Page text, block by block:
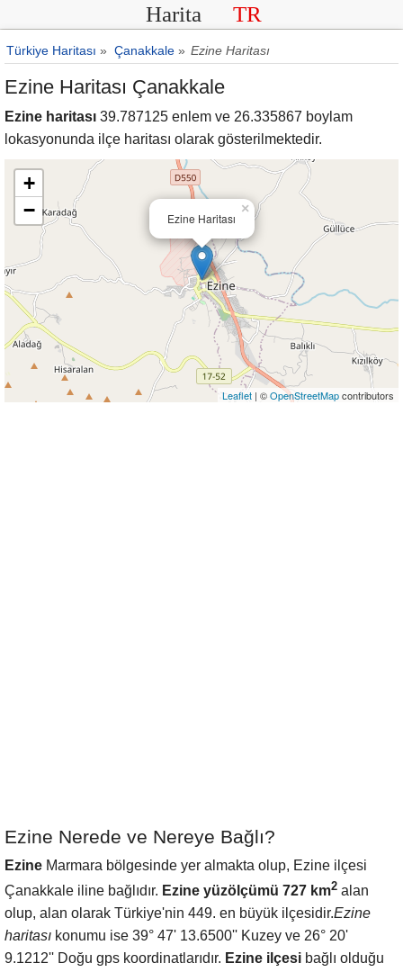
Harita TR
Türkiye Haritası » Çanakkale » Ezine Haritası
Ezine Haritası Çanakkale
Ezine haritası 39.787125 enlem ve 26.335867 boylam
lokasyonunda ilçe haritası olarak gösterilmektedir.
Ezine Haritası
×
+
−
Leaflet | ©OpenStreetMapcontributors
Ezine Nerede ve Nereye Bağlı?
Ezine Marmara bölgesinde yer almakta olup, Ezine ilçesi
Çanakkale iline bağlıdır. Ezine yüzölçümü 727 km2 alan
olup, alan olarak Türkiye'nin 449. en büyük ilçesidir.Ezine
haritası konumu ise 39° 47' 13.6500'' Kuzey ve 26° 20'
9.1212'' Doğu gps koordinatlarıdır. Ezine ilçesi bağlı olduğu